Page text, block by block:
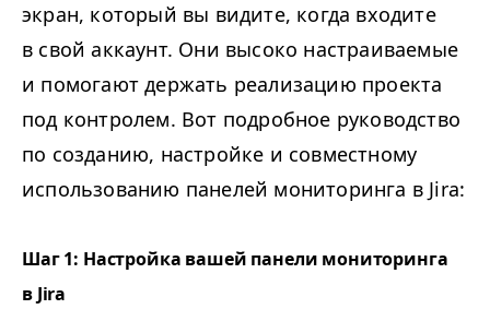
экран, который вы видите, когда входите
в свой аккаунт. Они высоко настраиваемые
и помогают держать реализацию проекта
под контролем. Вот подробное руководство
по созданию, настройке и совместному
использованию панелей мониторинга в Jira:
Шаг 1: Настройка вашей панели мониторинга
в Jira